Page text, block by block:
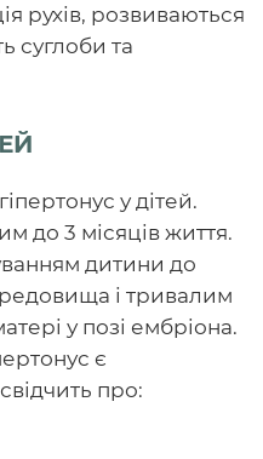
рухів, розвиваються
суглоби та
у дітей.
до 3 місяців життя.
дитини до
і тривалим
у позі ембріона.
є
про: